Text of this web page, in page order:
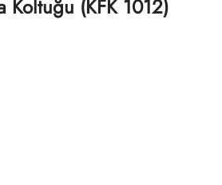
Koltuğu (KFK 1012)